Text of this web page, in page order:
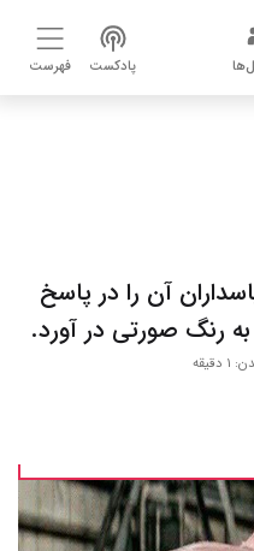
پادکست فهرست
آن را در پاسخ
رنگ صورتی در آورد.